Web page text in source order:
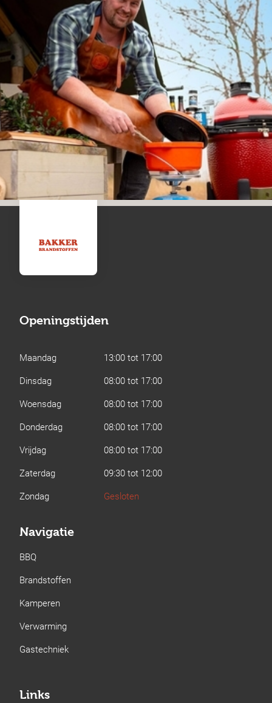
Openingstijden
Maandag
13:00 tot 17:00
Dinsdag
08:00 tot 17:00
Woensdag
08:00 tot 17:00
Donderdag
08:00 tot 17:00
Vrijdag
08:00 tot 17:00
Zaterdag
09:30 tot 12:00
Zondag
Gesloten
Navigatie
BBQ
Brandstoffen
Kamperen
Verwarming
Gastechniek
Links